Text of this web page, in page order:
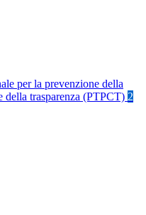
per la prevenzione della
della trasparenza (PTPCT) 2